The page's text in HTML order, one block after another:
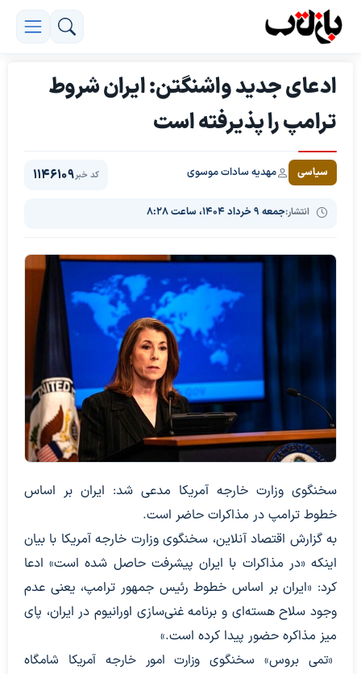
ادعای جدید واشنگتن: ایران شروط
ترامپ را پذیرفته است
سیاسی مهدیه سادات موسوی
انتشار:جمعه ۹ خرداد ۱۴۰۴، ساعت ۸:۲۸
کد خبر1146109
سخنگوی وزارت خارجه آمریکا مدعی شد: ایران بر اساس
خطوط ترامپ در مذاکرات حاضر است.
به گزارش اقتصاد آنلاین، سخنگوی وزارت خارجه آمریکا با بیان
اینکه «در مذاکرات با ایران پیشرفت حاصل شده است» ادعا
کرد: «ایران بر اساس خطوط رئیس جمهور ترامپ، یعنی عدم
وجود سلاح هسته‌ای و برنامه غنی‌سازی اورانیوم در ایران، پای
میز مذاکره حضور پیدا کرده است.»
«تمی بروس» سخنگوی وزارت امور خارجه آمریکا شامگاه